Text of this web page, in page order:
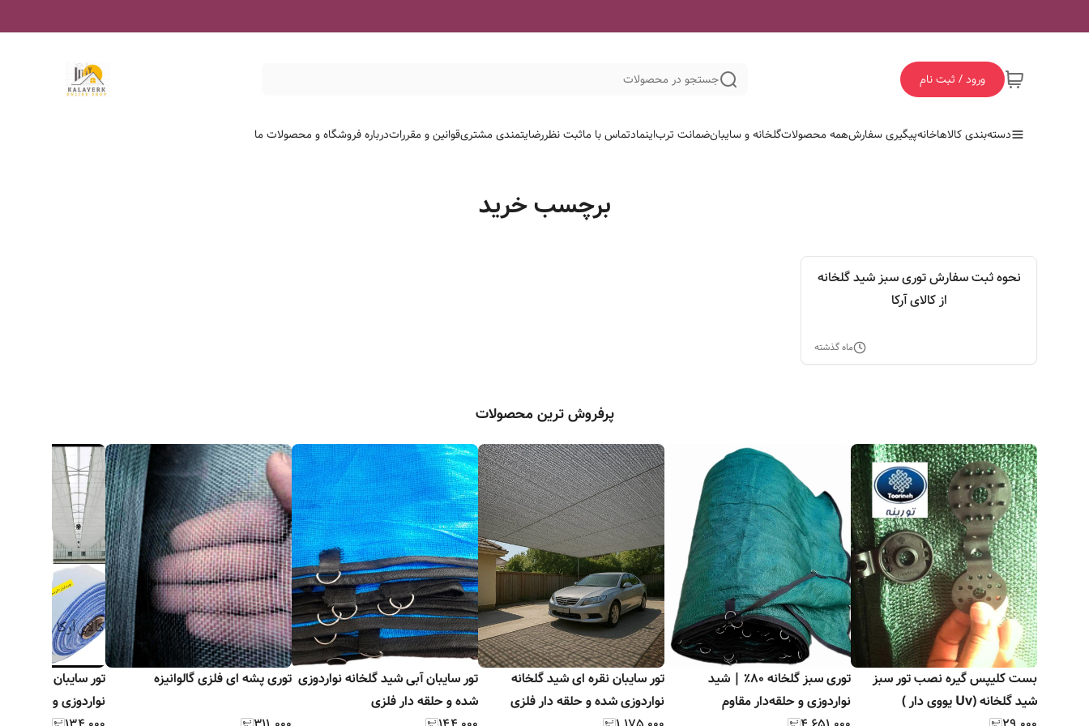
ورود / ثبت نام جستجو در محصولات
دسته‌بندی کالاهاخانهپیگیری سفارشهمه محصولاتگلخانه و سایبانضمانت ترباینمادتماس با ماثبت نظررضایتمندی مشتریقوانین و مقرراتدرباره فروشگاه و محصولات ما
برچسب خرید
نحوه ثبت سفارش توری سبز شید گلخانه
از کالای آرکا
ماه گذشته
پرفروش ترین محصولات
بست کلیپس گیره نصب تور سبز
شید گلخانه (Uv یووی دار )
توری سبز گلخانه ۸۰٪ | شید
نواردوزی و حلقه‌دار مقاوم
تور سایبان نقره ای شید گلخانه
نواردوزی شده و حلقه دار فلزی
تور سایبان آبی شید گلخانه نواردوزی
شده و حلقه دار فلزی
توری پشه ای فلزی گالوانیزه
تور سایبان سفید
نواردوزی وحلقه دار